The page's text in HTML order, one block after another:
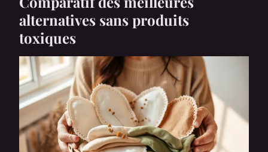
alternatives sans produits
toxiques